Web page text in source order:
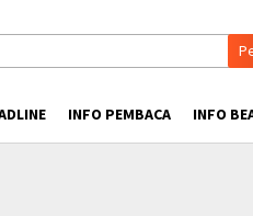
INFO PEMBACA INFO